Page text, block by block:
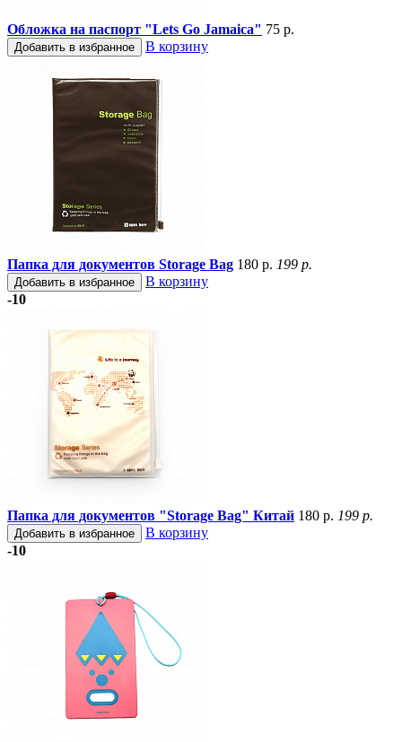
Обложка на паспорт "Lets Go Jamaica" 75 р.
Добавить в избранное В корзину
Папка для документов Storage Bag 180 р. 199 р.
Добавить в избранное
В корзину
-10
Папка для документов "Storage Bag" Китай 180 р. 199 р.
Добавить в избранное
В корзину
-10